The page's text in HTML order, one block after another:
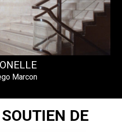
Marcon
DE